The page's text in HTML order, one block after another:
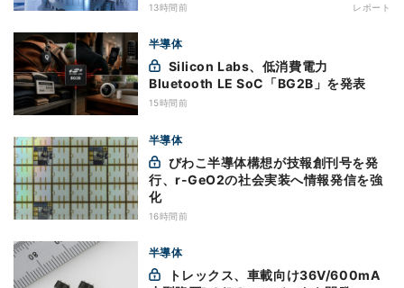
13時間前 レポート
半導体
Bluetooth LE SoC「BG2B」を発表
15時間前
半導体
行、r-GeO2の社会実装へ情報発信を強
化
16時間前
半導体